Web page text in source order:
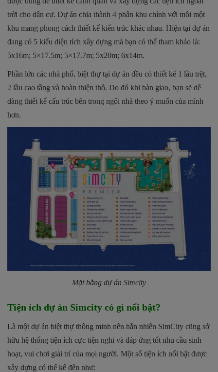
trời cho dân cư. Dự án chia thành 4 phân khu chính với mỗi một
khu mang phong cách thiết kế kiến trúc khác nhau. Hiện tại dự án
đang có 5 kiểu diện tích xây dựng mà bạn có thể tham khảo là:
5x16m; 5×17.5m; 5×17.7m; 5x20m; 6x14m.
Phần lớn các nhà phố, biệt thự tại dự án đều có thiết kế 1 lầu trệt,
2 lầu cao tầng và hoàn thiện thô. Do đó khi bàn giao, bạn sẽ dễ
dàng thiết kế cấu trúc bên trong ngôi nhà theo ý muốn của mình
hơn.
Mặt bằng dự án Simcity
Tiện ích dự án Simcity có gì nổi bật?
Là một dự án biệt thự thông minh nên hẳn nhiên SimCity cũng sở
hữu hệ thống tiện ích cực tiện nghi và đáp ứng tốt nhu cầu sinh
hoạt, vui chơi giải trí của mọi người. Một số tiện ích nổi bật được
xây dựng có thể kể đến như: